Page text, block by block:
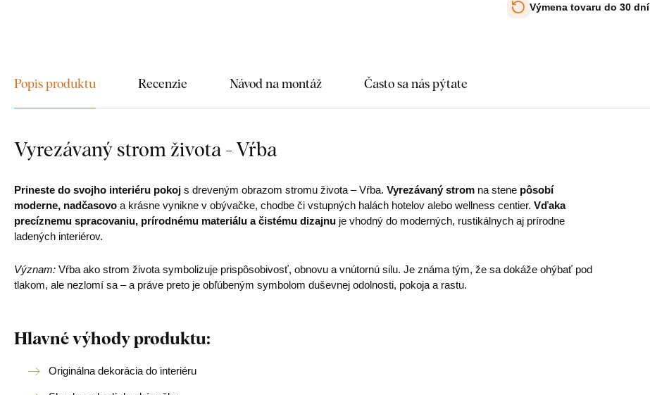
Výmena tovaru do 30 dní
Popis produktu Recenzie Návod na montáž Často sa nás pýtate
Vyrezávaný strom života - Vŕba
Prineste do svojho interiéru pokoj s dreveným obrazom stromu života – Vŕba. Vyrezávaný strom na stene pôsobí
moderne, nadčasovo a krásne vynikne v obývačke, chodbe či vstupných halách hotelov alebo wellness centier. Vďaka
precíznemu spracovaniu, prírodnému materiálu a čistému dizajnu je vhodný do moderných, rustikálnych aj prírodne
ladených interiérov.
Význam: Vŕba ako strom života symbolizuje prispôsobivosť, obnovu a vnútornú silu. Je známa tým, že sa dokáže ohýbať pod
tlakom, ale nezlomí sa – a práve preto je obľúbeným symbolom duševnej odolnosti, pokoja a rastu.
Hlavné výhody produktu:
Originálna dekorácia do interiéru